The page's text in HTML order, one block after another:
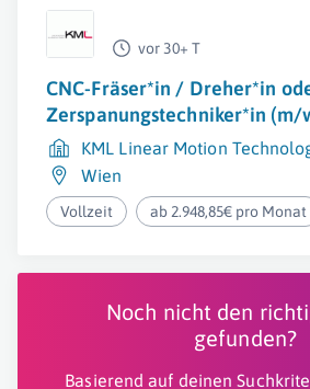
vor 30+ T
CNC-Fräser*in / Dreher*in
Zerspanungstechniker*in (m/
KML Linear Motion
Wien
Vollzeit ab 2.948,85€ pro Monat
Noch nicht den
gefunden?
Basierend auf deinen